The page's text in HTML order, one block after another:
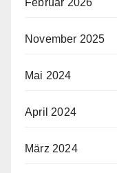
Februar 2026
November 2025
Mai 2024
April 2024
März 2024